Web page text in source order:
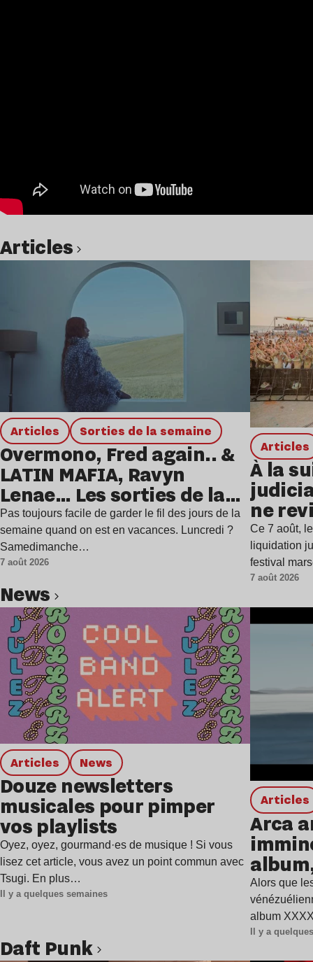
Articles
Articles Sorties de la semaine
Overmono, Fred again.. &
LATIN MAFIA, Ravyn
Lenae… Les sorties de la
semaine
Pas toujours facile de garder le fil des jours de la
semaine quand on est en vacances. Luncredi ?
Samedimanche…
7 août 2026
Articles
À la
ne
Ce 7 août,
liquidation
festival
7 août 2026
news
Articles news
Douze newsletters
musicales pour pimper
vos playlists
Oyez, oyez, gourmand·es de musique ! Si vous
lisez cet article, vous avez un point commun avec
Tsugi. En plus…
Il y a quelques semaines
Articles
Arca
Alors que
album
Il y a
Lire l’article
Daft Punk